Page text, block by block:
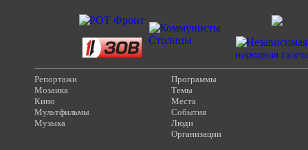
Репортажи
Мозаика
Кино
Мультфильмы
Музыка
Программы
Темы
Места
События
Люди
Организации